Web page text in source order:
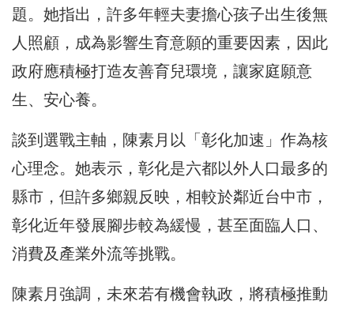
題。她指出，許多年輕夫妻擔心孩子出生後無
人照顧，成為影響生育意願的重要因素，因此
政府應積極打造友善育兒環境，讓家庭願意
生、安心養。
談到選戰主軸，陳素月以「彰化加速」作為核
心理念。她表示，彰化是六都以外人口最多的
縣市，但許多鄉親反映，相較於鄰近台中市，
彰化近年發展腳步較為緩慢，甚至面臨人口、
消費及產業外流等挑戰。
陳素月強調，未來若有機會執政，將積極推動